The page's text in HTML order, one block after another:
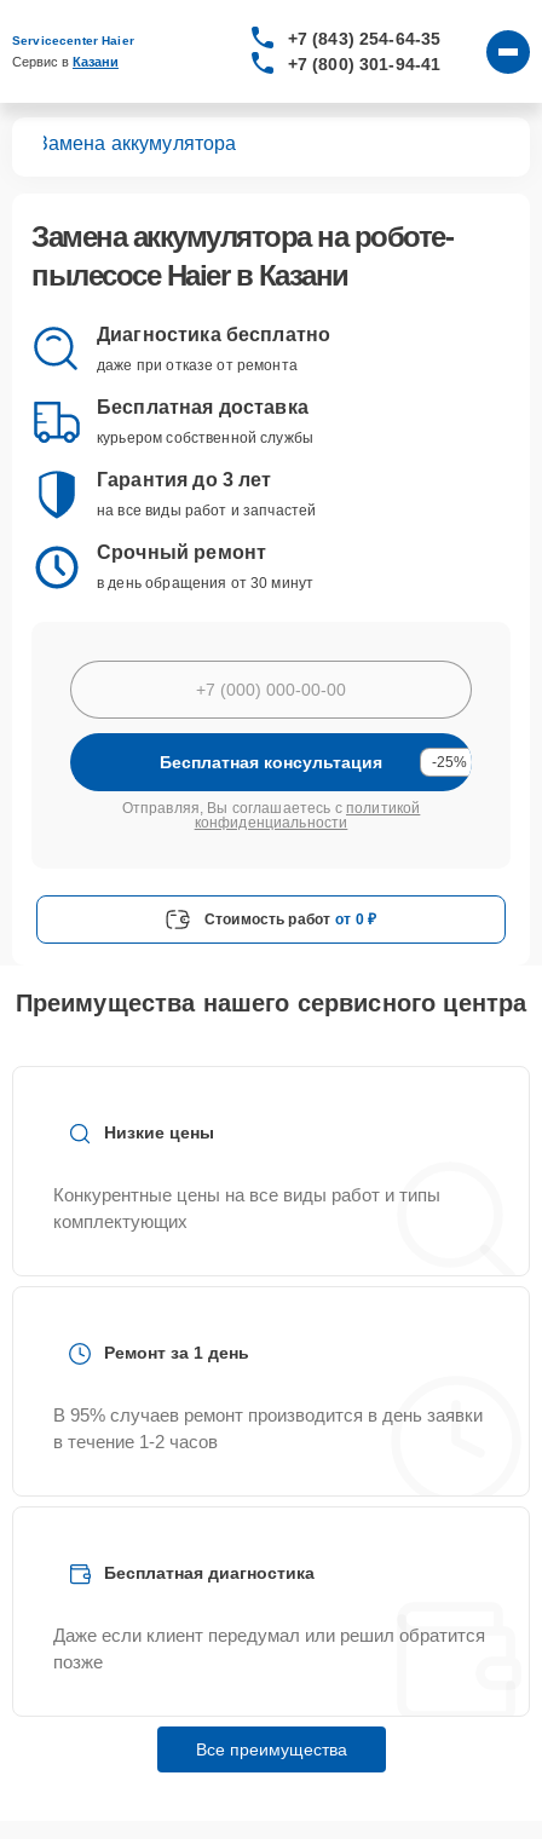
Servicecenter Haier
Сервис в Казани
+7 (843) 254-64-35
+7 (800) 301-94-41
Замена аккумулятора
Замена аккумуляторана роботе-
пылесосе Haier в Казани
Диагностика бесплатно
даже при отказе от ремонта
Бесплатная доставка
курьером собственной службы
Гарантия до 3 лет
на все виды работ и запчастей
Срочный ремонт
в день обращения от 30 минут
Бесплатная консультация -25%
Отправляя, Вы соглашаетесь с политикой
конфиденциальности
Стоимость работ от 0 ₽
Преимущества нашего сервисного центра
Низкие цены
Конкурентные цены на все виды работ и типы
комплектующих
Ремонт за 1 день
В 95% случаев ремонт производится в день заявки
в течение 1-2 часов
Бесплатная диагностика
Даже если клиент передумал или решил обратится
позже
Все преимущества